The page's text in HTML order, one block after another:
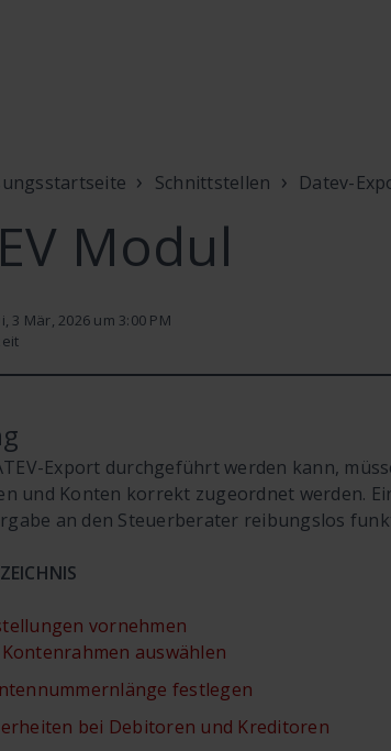
Schnittstellen Datev-
Modul
3 Mär, 2026 um 3:00 PM
Export durchgeführt werden kann,
und Konten korrekt zugeordnet werden.
an den Steuerberater reibungslos
vornehmen
Kontenrahmen auswählen
festlegen
bei Debitoren und Kreditoren